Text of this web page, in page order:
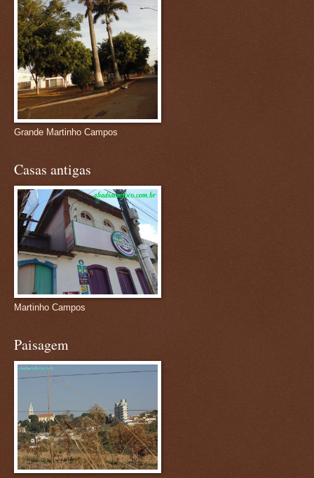
Grande Martinho Campos
Casas antigas
Martinho Campos
Paisagem